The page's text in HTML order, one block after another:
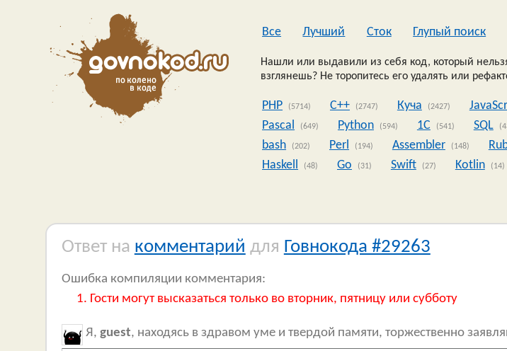
Все Лучший Сток Глупый поиск
Нашли или выдавили из себя код, который
взглянешь? Не торопитесь его удалять или
PHP (5714) C++ (2747) Куча (2427)
Pascal (649) Python (594) 1C (541) SQL
bash (202) Perl (194) Assembler (148)
Haskell (48) Go (31) Swift (27) Kotlin (14)
Ответ на комментарий для Говнокода #29263
Ошибка компиляции комментария:
Гости могут высказаться только во вторник, пятницу или субботу
Я, guest, находясь в здравом уме и твердой памяти, торжественно